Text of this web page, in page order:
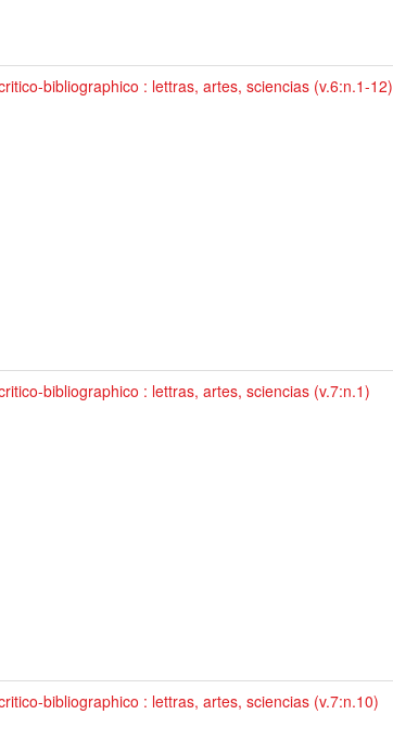
bibliographico : lettras, artes, sciencias (v.6:n.1-12)
bibliographico : lettras, artes, sciencias (v.7:n.1)
bibliographico : lettras, artes, sciencias (v.7:n.10)